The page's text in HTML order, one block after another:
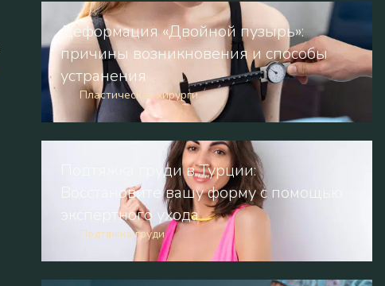
Деформация «Двойной пузырь»:
причины возникновения и способы
устранения
Пластическая хирурги
Подтяжка груди в Турции:
Восстановите вашу форму с помощью
экспертного ухода
Подтяжка груди